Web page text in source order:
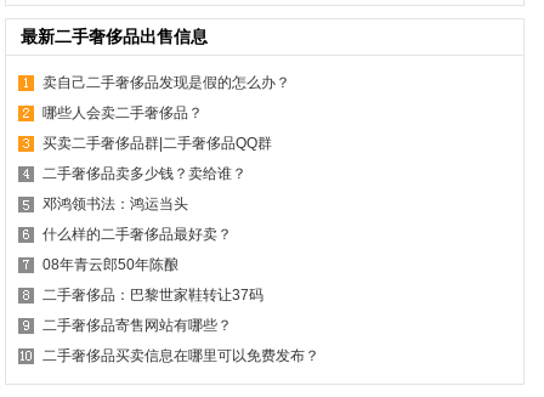
最新二手奢侈品出售信息
卖自己二手奢侈品发现是假的怎么办？
哪些人会卖二手奢侈品？
买卖二手奢侈品群|二手奢侈品QQ群
二手奢侈品卖多少钱？卖给谁？
邓鸿领书法：鸿运当头
什么样的二手奢侈品最好卖？
08年青云郎50年陈酿
二手奢侈品：巴黎世家鞋转让37码
二手奢侈品寄售网站有哪些？
二手奢侈品买卖信息在哪里可以免费发布？